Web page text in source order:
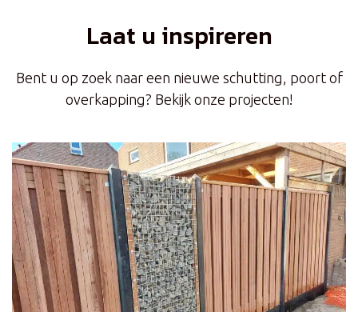
Laat u inspireren
Bent u op zoek naar een nieuwe schutting, poort of
overkapping? Bekijk onze projecten!